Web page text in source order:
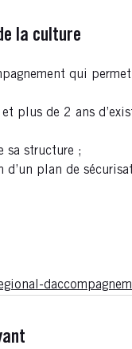
la culture
qui permet
et plus de 2 ans
sa structure ;
plan de